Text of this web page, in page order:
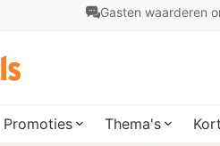
Gasten waarderen
Promoties Thema's